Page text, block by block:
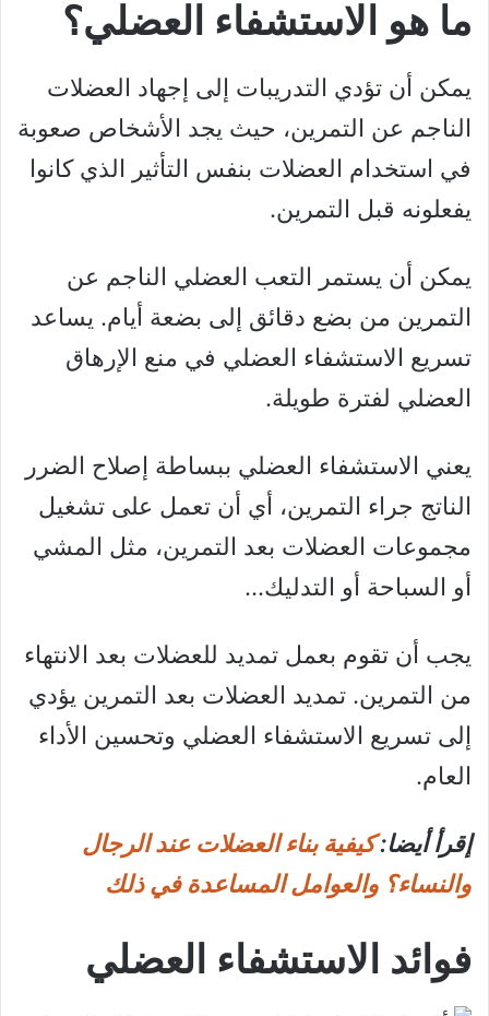
ما هو الاستشفاء العضلي؟
يمكن أن تؤدي التدريبات إلى إجهاد العضلات
الناجم عن التمرين، حيث يجد الأشخاص صعوبة
في استخدام العضلات بنفس التأثير الذي كانوا
يفعلونه قبل التمرين.
يمكن أن يستمر التعب العضلي الناجم عن
التمرين من بضع دقائق إلى بضعة أيام. يساعد
تسريع الاستشفاء العضلي في منع الإرهاق
العضلي لفترة طويلة.
يعني الاستشفاء العضلي ببساطة إصلاح الضرر
الناتج جراء التمرين، أي أن تعمل على تشغيل
مجموعات العضلات بعد التمرين، مثل المشي
أو السباحة أو التدليك…
يجب أن تقوم بعمل تمديد للعضلات بعد الانتهاء
من التمرين. تمديد العضلات بعد التمرين يؤدي
إلى تسريع الاستشفاء العضلي وتحسين الأداء
العام.
إقرأ أيضا:كيفية بناء العضلات عند الرجال
والنساء؟ والعوامل المساعدة في ذلك
فوائد الاستشفاء العضلي